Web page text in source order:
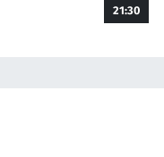
21:30